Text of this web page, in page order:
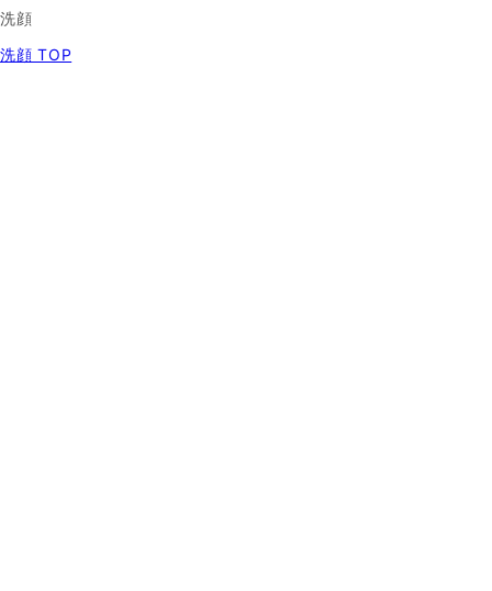
洗顔
洗顔 TOP